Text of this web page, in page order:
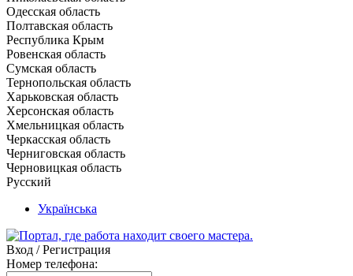
Одесская область
Полтавская область
Республика Крым
Ровенская область
Сумская область
Тернопольская область
Харьковская область
Херсонская область
Хмельницкая область
Черкасская область
Черниговская область
Черновицкая область
Русский
Українська
Вход / Регистрация
Номер телефона: